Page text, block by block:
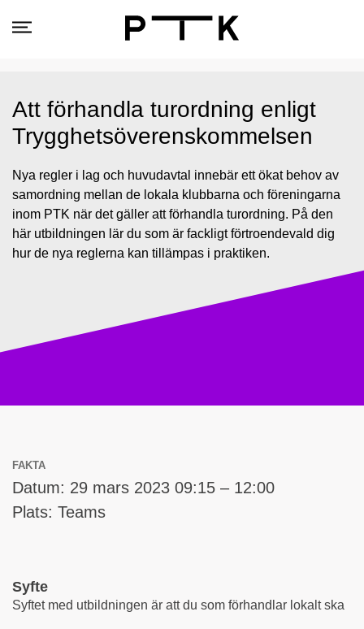
Att förhandla turordning enligt
Trygghets­överenskommelsen
Nya regler i lag och huvudavtal innebär ett ökat behov av
samordning mellan de lokala klubbarna och föreningarna
inom PTK när det gäller att förhandla turordning. På den
här utbildningen lär du som är fackligt förtroendevald dig
hur de nya reglerna kan tillämpas i praktiken.
FAKTA
Datum: 29 mars 2023 09:15 – 12:00
Plats: Teams
Syfte
Syftet med utbildningen är att du som förhandlar lokalt ska